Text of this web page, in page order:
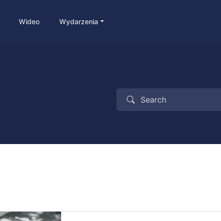
Wideo Wydarzenia